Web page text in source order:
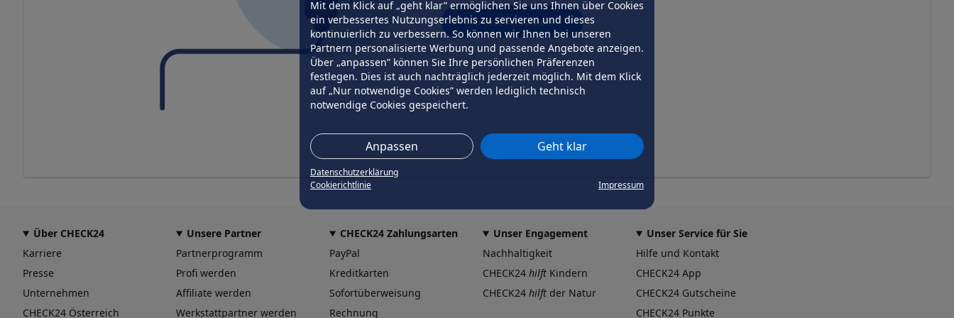
Mit dem Klick auf „geht klar” ermöglichen Sie uns Ihnen über Cookies
ein verbessertes Nutzungserlebnis zu servieren und dieses
kontinuierlich zu verbessern. So können wir Ihnen bei unseren
Partnern personalisierte Werbung und passende Angebote anzeigen.
Über „anpassen” können Sie Ihre persönlichen Präferenzen
festlegen. Dies ist auch nachträglich jederzeit möglich. Mit dem Klick
auf „Nur notwendige Cookies” werden lediglich technisch
notwendige Cookies gespeichert.
Anpassen Geht klar
Datenschutzerklärung
Cookierichtlinie
Impressum
erneut versuchen
Über CHECK24
Karriere
Presse
Unternehmen
CHECK24 Österreich
Unsere Partner
Partnerprogramm
Profi werden
Affiliate werden
Werkstattpartner werden
CHECK24 Zahlungsarten
PayPal
Kreditkarten
Sofortüberweisung
Rechnung
Unser Engagement
Nachhaltigkeit
CHECK24 hilft Kindern
CHECK24 hilft der Natur
Unser Service für Sie
Hilfe und Kontakt
CHECK24 App
CHECK24 Gutscheine
CHECK24 Punkte